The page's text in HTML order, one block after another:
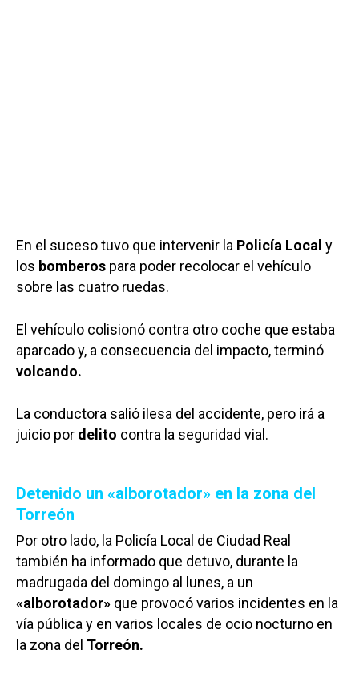
En el suceso tuvo que intervenir la Policía Local y
los bomberos para poder recolocar el vehículo
sobre las cuatro ruedas.
El vehículo colisionó contra otro coche que estaba
aparcado y, a consecuencia del impacto, terminó
volcando.
La conductora salió ilesa del accidente, pero irá a
juicio por delito contra la seguridad vial.
Detenido un «alborotador» en la zona del
Torreón
Por otro lado, la Policía Local de Ciudad Real
también ha informado que detuvo, durante la
madrugada del domingo al lunes, a un
«alborotador» que provocó varios incidentes en la
vía pública y en varios locales de ocio nocturno en
la zona del Torreón.